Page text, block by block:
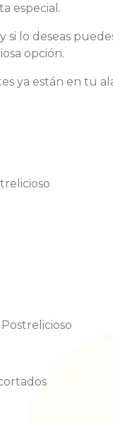
especial.
ysi lo deseas
opción.
ya están en tu
Postrelicioso